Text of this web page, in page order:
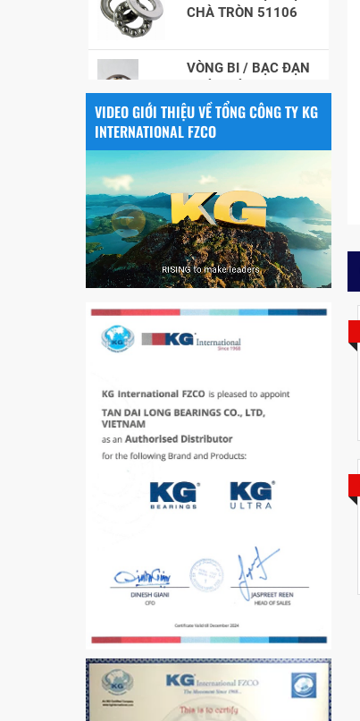
NHÀO CÀ NA 24134
Vòng bi / Bạc đạn
tròn : 698
VÒNG BI PHS20
5200
VÒNG BI / BẠC ĐẠN
VÒNG BI / BẠC ĐẠN
CỐT BƠM NƯỚC
12x12x26
MĂNG XÔNG H2306
Vòng Bi / Bạc Đạn Ốc
Bích 7215 B
VÒNG BI / BẠC ĐẠN
MẮT TRÂU GE12
VÒNG BI / BẠC ĐẠN
VIDEO GIỚI THIỆU VỀ TỔNG CÔNG TY KG
INTERNATIONAL FZCO